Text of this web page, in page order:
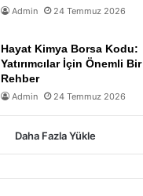
Admin 24 Temmuz 2026
Hayat Kimya Borsa Kodu:
Yatırımcılar İçin Önemli Bir
Rehber
Admin 24 Temmuz 2026
Daha Fazla Yükle